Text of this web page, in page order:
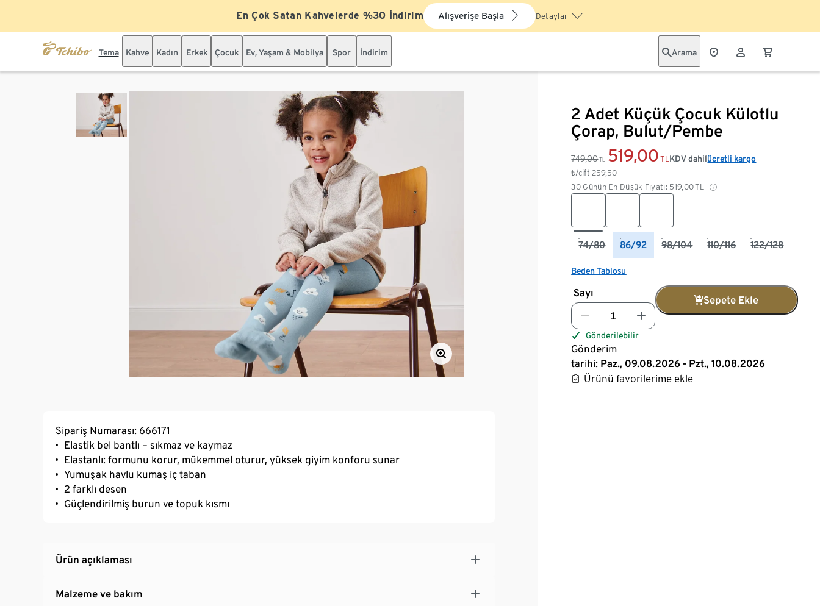
En Çok Satan Kahvelerde %30 İndirim Alışverişe Başla Detaylar
Tema Kahve Kadın Erkek Çocuk Ev, Yaşam & Mobilya Spor İndirim Arama
2 Adet Küçük Çocuk Külotlu
Çorap, Bulut/Pembe
749,00 TL 519,00 TL
₺/çift259,50
30 Günün En Düşük Fiyatı: 519,00TL
KDV dahilücretli kargo
74/80 86/92 98/104 110/116 122/128
Beden Tablosu
Sayı
Sepete Ekle
Gönderilebilir
Gönderim
tarihi: Paz., 09.08.2026 - Pzt., 10.08.2026
Ürünü favorilerime ekle
Sipariş Numarası: 666171
Elastik bel bantlı – sıkmaz ve kaymaz
Elastanlı: formunu korur, mükemmel oturur, yüksek giyim konforu sunar
Yumuşak havlu kumaş iç taban
2 farklı desen
Güçlendirilmiş burun ve topuk kısmı
Ürün açıklaması
Malzeme ve bakım